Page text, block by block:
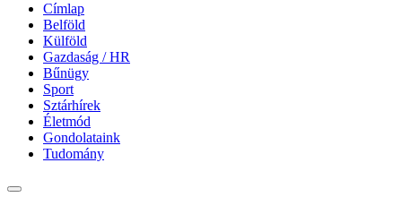
Címlap
Belföld
Külföld
Gazdaság / HR
Bűnügy
Sport
Sztárhírek
Életmód
Gondolataink
Tudomány